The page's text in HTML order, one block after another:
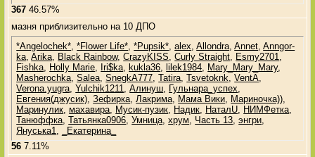
367 46.57%
мазня приблизительно на 10 ДПО
*Angelochek*,*Flower Life*,*Pupsik*,alex,Allondra,Annet,Anngor-
ka,Arika, Black Rainbow,CrazyKISS,Curly Straight, Esmy2701,
Fishka, Holly Marie, Iri$ka, kukla36, lilek1984, Mary_Mary_Mary,
Masherochka,Salea,SnegkA777,Tatira,Tsvetoknk,VentA,
Verona.yugra,Yulchik1211,Алинуш, Гульнара_успех,
Евгения(джусик),Зефирка,Лакрима, Мама Вики, Мариночка)),
Маринулик,махавира, Мусик-пузик, Надик, НаталU, НИМФетка,
Танюффка,Татьянка0906,Умница,хрум, Часть 13,энгри,
Януська1,
_Екатерина_
56 7.11%